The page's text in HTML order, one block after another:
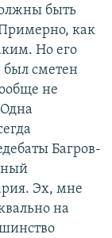
быть
как
Но его
был сметен
не
Багров-
Эх, мне
на